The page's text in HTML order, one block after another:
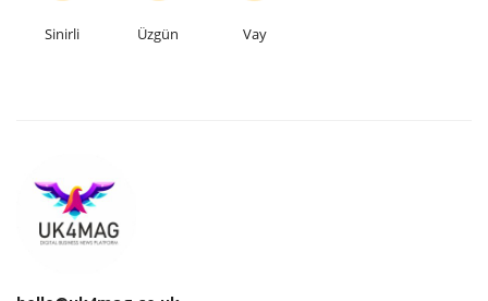
Sinirli Üzgün Vay